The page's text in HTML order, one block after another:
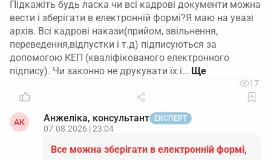
Підкажіть будь ласка чи всі кадрові документи можна
вести і зберігати в електронній формі?Я маю на увазі
архів. Всі кадрові накази(прийом, звільнення,
переведення,відпустки і т.д) підписуються за
допомогою КЕП (кваліфікованого електронного
підпису). Чи законно не друкувати їх і…
17
АК Анжеліка, консультант ЕКСПЕРТ
07.08.2026 | 23:04
Все можна зберігати в електронній формі,